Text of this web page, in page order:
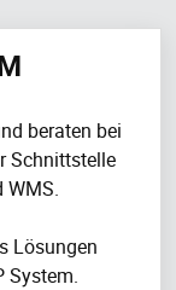
beraten bei
Schnittstelle
WMS.
Lösungen
System.